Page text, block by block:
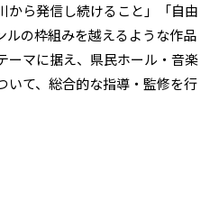
から発信し続けること」「自由
ルの枠組みを越えるような作品
ーマに据え、県民ホール・音楽
いて、総合的な指導・監修を行